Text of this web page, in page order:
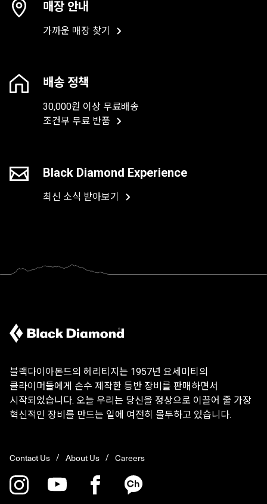
매장 안내
가까운 매장 찾기
배송 정책
30,000원 이상 무료배송
조건부 무료 반품
Black Diamond Experience
최신 소식 받아보기
블랙다이아몬드의 헤리티지는 1957년 요세미티의
클라이머들에게 손수 제작한 등반 장비를 판매하면서
시작되었습니다. 오늘 우리는 당신을 정상으로 이끌어 줄 가장
혁신적인 장비를 만드는 일에 여전히 몰두하고 있습니다.
Contact Us About Us Careers